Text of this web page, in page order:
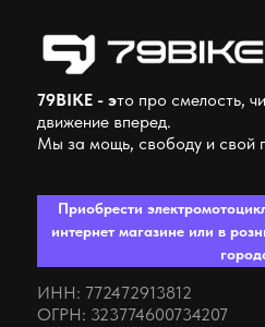
ИНН: 772472913812
ОГРН: 323774600734207
79BIKE - это про смелость,
движение вперед.
Мы за мощь, свободу и свой
Приобрести
интернет магазине или в